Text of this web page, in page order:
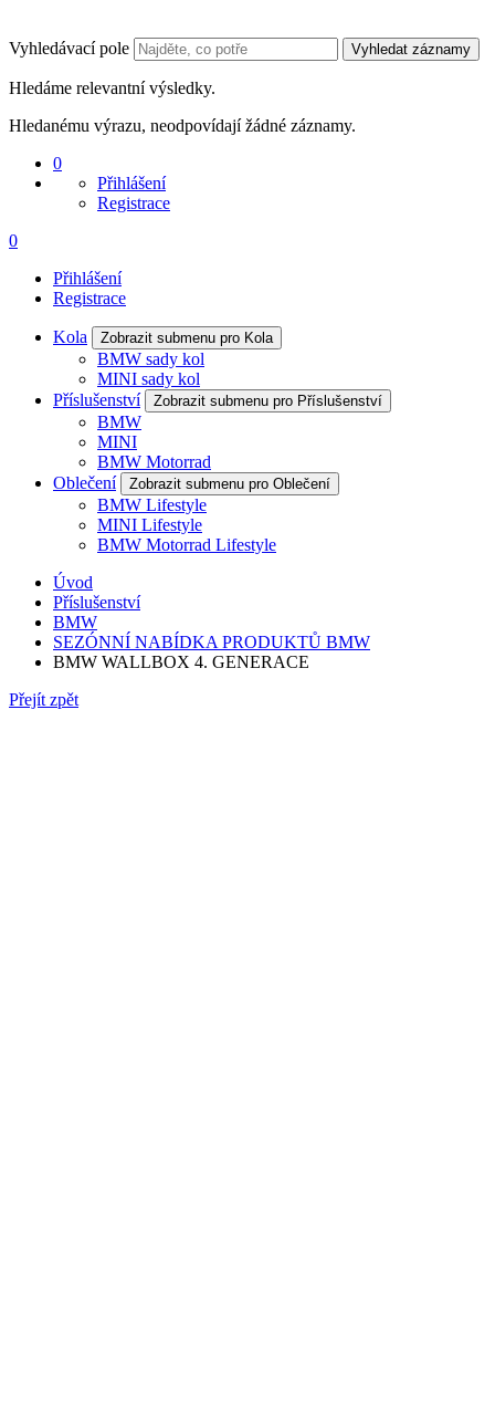
Vyhledávací pole Vyhledat záznamy
Hledáme relevantní výsledky.
Hledanému výrazu, neodpovídají žádné záznamy.
0
Přihlášení
Registrace
0
Přihlášení
Registrace
Kola Zobrazit submenu pro Kola
BMW sady kol
MINI sady kol
Příslušenství
Zobrazit submenu pro Příslušenství
BMW
MINI
BMW Motorrad
Oblečení
Zobrazit submenu pro Oblečení
BMW Lifestyle
MINI Lifestyle
BMW Motorrad Lifestyle
Úvod
Příslušenství
BMW
SEZÓNNÍ NABÍDKA PRODUKTŮ BMW
BMW WALLBOX 4. GENERACE
Přejít zpět